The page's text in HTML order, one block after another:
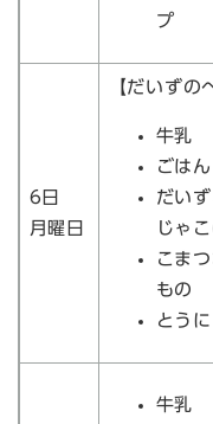
プ
6日
月曜日
【だいずの
牛乳
ごはん
だい
じゃ
こま
もの
とう
牛乳